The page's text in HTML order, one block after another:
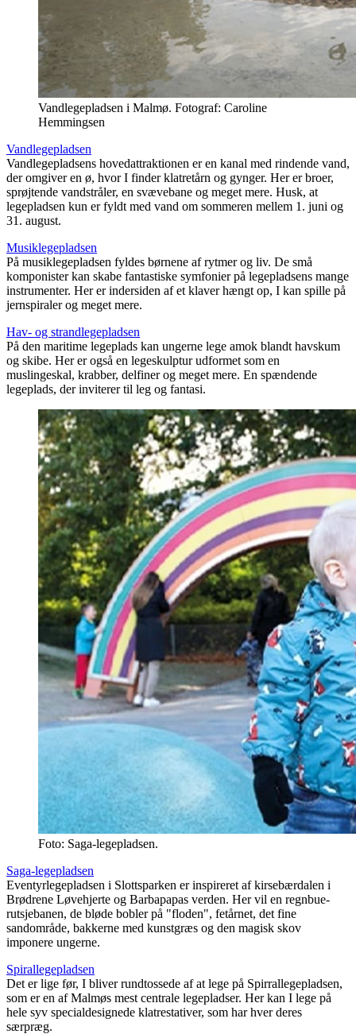
Vandlegepladsen i Malmø. Fotograf: Caroline
Hemmingsen
Vandlegepladsen
Vandlegepladsens hovedattraktionen er en kanal med rindende vand,
der omgiver en ø, hvor I finder klatretårn og gynger. Her er broer,
sprøjtende vandstråler, en svævebane og meget mere. Husk, at
legepladsen kun er fyldt med vand om sommeren mellem 1. juni og
31. august.
Musiklegepladsen
På musiklegepladsen fyldes børnene af rytmer og liv. De små
komponister kan skabe fantastiske symfonier på legepladsens mange
instrumenter. Her er indersiden af et klaver hængt op, I kan spille på
jernspiraler og meget mere.
Hav- og strandlegepladsen
På den maritime legeplads kan ungerne lege amok blandt havskum
og skibe. Her er også en legeskulptur udformet som en
muslingeskal, krabber, delfiner og meget mere. En spændende
legeplads, der inviterer til leg og fantasi.
Foto: Saga-legepladsen.
Saga-legepladsen
Eventyrlegepladsen i Slottsparken er inspireret af kirsebærdalen i
Brødrene Løvehjerte og Barbapapas verden. Her vil en regnbue-
rutsjebanen, de bløde bobler på "floden", fetårnet, det fine
sandområde, bakkerne med kunstgræs og den magisk skov
imponere ungerne.
Spirallegepladsen
Det er lige før, I bliver rundtossede af at lege på Spirrallegepladsen,
som er en af Malmøs mest centrale legepladser. Her kan I lege på
hele syv specialdesignede klatrestativer, som har hver deres
særpræg.